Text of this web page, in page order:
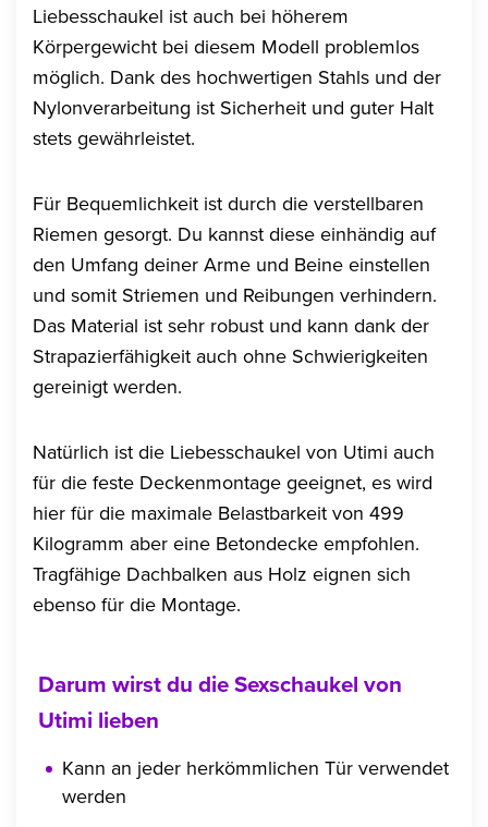
Liebesschaukel ist auch bei höherem
Körpergewicht bei diesem Modell problemlos
möglich. Dank des hochwertigen Stahls und der
Nylonverarbeitung ist Sicherheit und guter Halt
stets gewährleistet.
Für Bequemlichkeit ist durch die verstellbaren
Riemen gesorgt. Du kannst diese einhändig auf
den Umfang deiner Arme und Beine einstellen
und somit Striemen und Reibungen verhindern.
Das Material ist sehr robust und kann dank der
Strapazierfähigkeit auch ohne Schwierigkeiten
gereinigt werden.
Natürlich ist die Liebesschaukel von Utimi auch
für die feste Deckenmontage geeignet, es wird
hier für die maximale Belastbarkeit von 499
Kilogramm aber eine Betondecke empfohlen.
Tragfähige Dachbalken aus Holz eignen sich
ebenso für die Montage.
Darum wirst du die Sexschaukel von
Utimi lieben
Kann an jeder herkömmlichen Tür verwendet
werden